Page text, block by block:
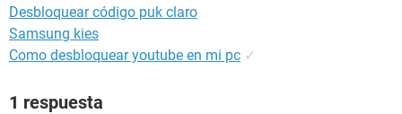
Desbloquear código puk claro
Samsung kies
Como desbloquear youtube en mi pc ✓
1 respuesta